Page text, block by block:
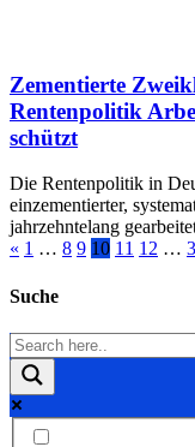
Zementierte
Rentenpolitik
schützt
Die Rentenpolitik in
einzementierter,
jahrzehntelang
« 1 … 8 9 10 11 12 …
Suche